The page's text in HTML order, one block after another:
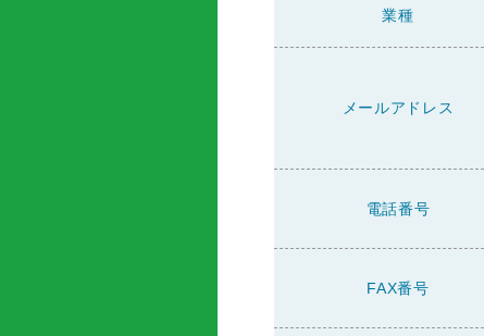
業種
メールアドレス
電話番号
FAX番号